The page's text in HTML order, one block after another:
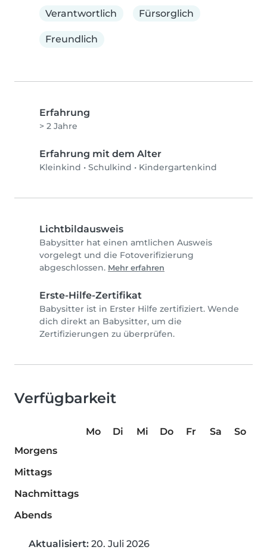
Verantwortlich
Fürsorglich
Freundlich
Erfahrung
> 2 Jahre
Erfahrung mit dem Alter
Kleinkind • Schulkind • Kindergartenkind
Lichtbildausweis
Babysitter hat einen amtlichen Ausweis
vorgelegt und die Fotoverifizierung
abgeschlossen. Mehr erfahren
Erste-Hilfe-Zertifikat
Babysitter ist in Erster Hilfe zertifiziert. Wende
dich direkt an Babysitter, um die
Zertifizierungen zu überprüfen.
Verfügbarkeit
Mo Di Mi Do Fr Sa
So
Morgens
Mittags
Nachmittags
Abends
Aktualisiert: 20. Juli 2026